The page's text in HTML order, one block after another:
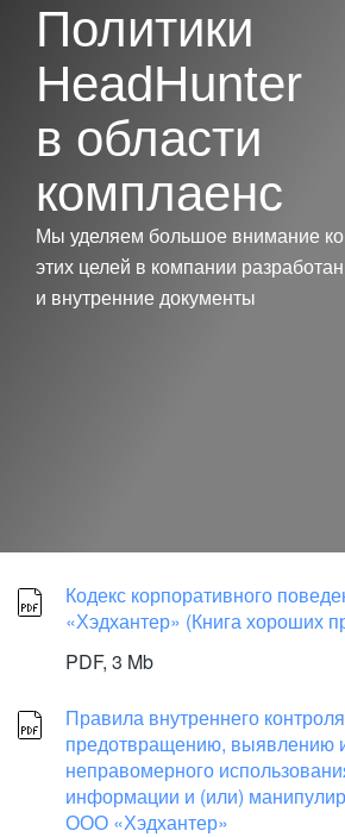
Политики
HeadHunter
в области
комплаенс
Мы уделяем большое внимание
этих целей в компании
и внутренние документы
Кодекс корпоративного
«Хэдхантер» (Книга хороших
PDF, 3 Mb
Правила внутреннего
предотвращению, выявлению
неправомерного
информации и (или)
ООО «Хэдхантер»